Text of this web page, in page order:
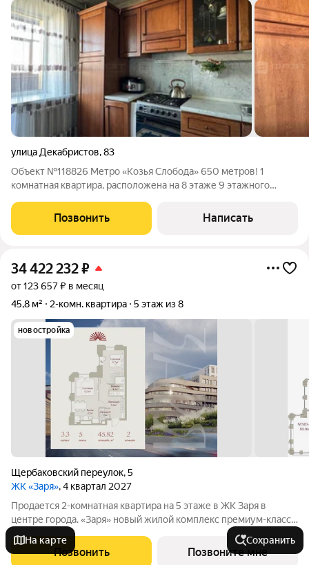
улица Декабристов,83
Объект №118826 Метро «Козья Слобода» 650 метров! 1
комнатная квартира, расположена на 8 этаже 9 этажного
Слобода" в 7 минутах ходьбы. Квартира под ремонт, что
позволит вам воплотить свои желания
Позвонить Написать
34 422 232₽
от 123 657 ₽ в месяц
45,8 м²
2-комн. квартира 5 этаж из 8
новостройка
Щербаковский переулок,5
ЖК «Заря», 4 квартал 2027
Продается 2-комнатная квартира на 5 этаже в ЖК Заря в
центре города. «Заря» новый жилой комплекс премиум-класса
в самом центре Казани, где современная архитектура
сочетается с высоким уровнем комфорта и продуманной
инфраструктурой. Проект объединяет
Позвонить Позвоните мне
На карте Сохранить